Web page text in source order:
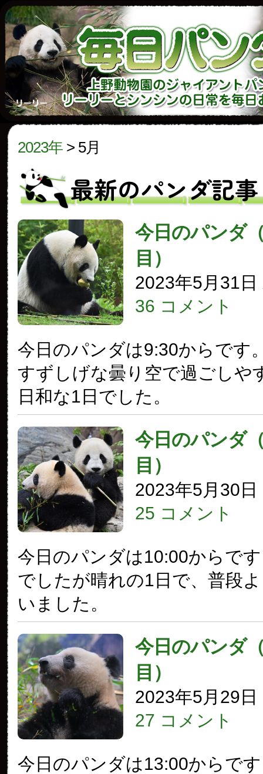
2023年 > 5月
最新のパンダ記事
今日のパンダ
目）
2023年5月31日
36 コメント
今日のパンダは9:30からです
すずしげな曇り空で過ごしや
日和な1日でした。
今日のパンダ
目）
2023年5月30日
25 コメント
今日のパンダは10:00からで
でしたが晴れの1日で、普段
いました。
今日のパンダ
目）
2023年5月29日
27 コメント
今日のパンダは13:00からで